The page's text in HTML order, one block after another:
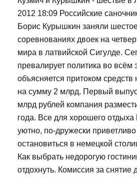
2012 18:09 Российские
Борис Курышкин заняли
соревнованиях двоек на
мира в латвийской Сигулде.
превалирует политика во всём
объясняется притоком средств
на сумму 2 млрд. Первый
млрд рублей компания
года. Все для хорошего
уютно, по-дружески
остановиться в немецкой
Как выбрать недорогую
отдохнуть. Комиссия за снятие